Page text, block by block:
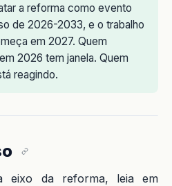
a reforma como evento
de 2026-2033, e o trabalho
em 2027. Quem
2026 tem janela. Quem
reagindo.
eixo da reforma, leia em